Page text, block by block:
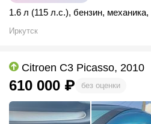
1.6 л (115 л.с.), бензин, механика,
Иркутск
Citroen C3 Picasso, 2010
610 000 ₽ без оценки